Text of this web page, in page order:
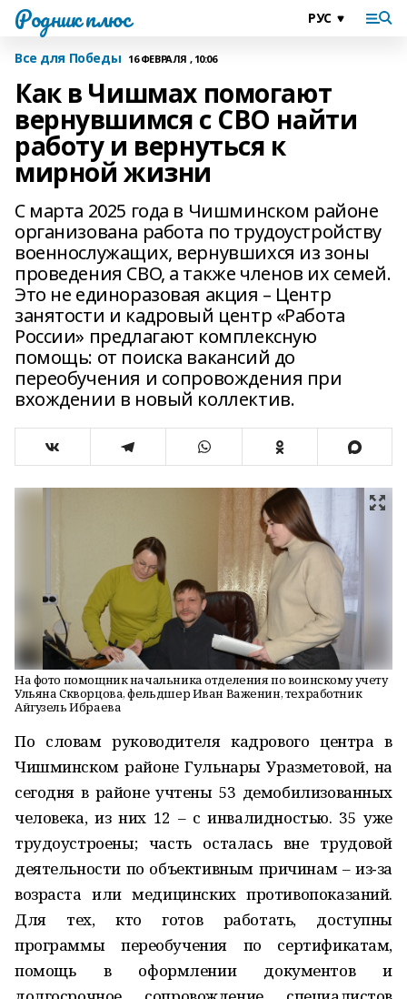
Родник плюс
Все для Победы 16 ФЕВРАЛЯ , 10:06
Как в Чишмах помогают
вернувшимся с СВО найти
работу и вернуться к
мирной жизни
С марта 2025 года в Чишминском районе
организована работа по трудоустройству
военнослужащих, вернувшихся из зоны
проведения СВО, а также членов их семей.
Это не единоразовая акция – Центр
занятости и кадровый центр «Работа
России» предлагают комплексную
помощь: от поиска вакансий до
переобучения и сопровождения при
вхождении в новый коллектив.
На фото помощник начальника отделения по воинскому учету
Ульяна Скворцова, фельдшер Иван Важенин, техработник
Айгузель Ибраева
По словам руководителя кадрового центра в
Чишминском районе Гульнары Уразметовой, на
сегодня в районе учтены 53 демобилизованных
человека, из них 12 – с инвалидностью. 35 уже
трудоустроены; часть осталась вне трудовой
деятельности по объективным причинам – из‑за
возраста или медицинских противопоказаний.
Для тех, кто готов работать, доступны
программы переобучения по сертификатам,
помощь в оформлении документов и